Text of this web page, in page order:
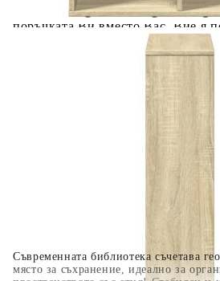
Съвременната библиотека съчетава
място за съхранение, идеално за
Когато плащате с NewPay,
поръчката Ви вместо Вас. Вие я
разполагате с три начина да я
Отложено до 30 дни от момента
поръчката без оскъпяване. За
Плащане на 4 вноски. Заплащате
поръчката си на момента с карта.
покупки на стойност до 1000 лв. /
Плащане на 6 вноски. Стойността
разпределя в 6 равни месечни
покупки на стойност до 2000 лв. /